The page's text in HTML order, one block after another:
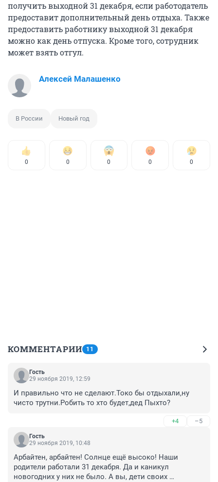
получить выходной 31 декабря, если работодатель
предоставит дополнительный день отдыха. Также
предоставить работнику выходной 31 декабря
можно как день отпуска. Кроме того, сотрудник
может взять отгул.
Алексей Малашенко
В России Новый год
0 0 0 0 0
КОММЕНТАРИИ 11
Гость
29 ноября 2019, 12:59
И правильно что не сделают.Токо бы отдыхали,ну
чисто трутни.Робить то хто будет,дед Пыхто?
+4 –5
Гость
29 ноября 2019, 10:48
Арбайтен, арбайтен! Солнце ещё высоко! Наши
родители работали 31 декабря. Да и каникул
новогодних у них не было. А вы, дети своих